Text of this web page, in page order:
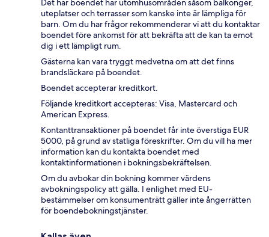
Det här boendet har utomhusområden såsom balkonger,
uteplatser och terrasser som kanske inte är lämpliga för
barn. Om du har frågor rekommenderar vi att du kontaktar
boendet före ankomst för att bekräfta att de kan ta emot
dig i ett lämpligt rum.
Gästerna kan vara tryggt medvetna om att det finns
brandsläckare på boendet.
Boendet accepterar kreditkort.
Följande kreditkort accepteras: Visa, Mastercard och
American Express.
Kontanttransaktioner på boendet får inte överstiga EUR
5000, på grund av statliga föreskrifter. Om du vill ha mer
information kan du kontakta boendet med
kontaktinformationen i bokningsbekräftelsen.
Om du avbokar din bokning kommer värdens
avbokningspolicy att gälla. I enlighet med EU-
bestämmelser om konsumenträtt gäller inte ångerrätten
för boendebokningstjänster.